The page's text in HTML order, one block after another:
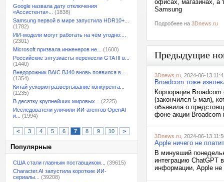
Google назвала дату отключения
«Ассистента»...
(1838)
Samsung первой в мире запустила HDR10+...
(1782)
ИИ-модели могут работать на чём угодно:...
(2301)
Microsoft призвала инженеров не...
(1600)
Российские энтузиасты перенесли GTA III в...
(1440)
Внедорожник BAIC BJ40 вновь появился в...
(1354)
Китай ускорил развёртывание конкурента...
(1235)
В десятку крупнейших мировых...
(2225)
Исследователи уличили ИИ-агентов OpenAI
и...
(1994)
< 3 4 5 6 7 8 9 10 >
Популярные
США стали главным поставщиком...
(39615)
Character.AI запустила короткие ИИ-
сериалы...
(39208)
офисах, магазинах, а
Samsung
Подробнее на 3Dnews.ru
Предыдущие
3Dnews.ru , 2024-06-13
Broadcom тоже
Корпорация
(закончился 5 мая),
объявила о
фоне акции Broadcom
3Dnews.ru , 2024-06-13
Apple ничего не
В минувший
интеграцию ChatGPT
информации, Apple не